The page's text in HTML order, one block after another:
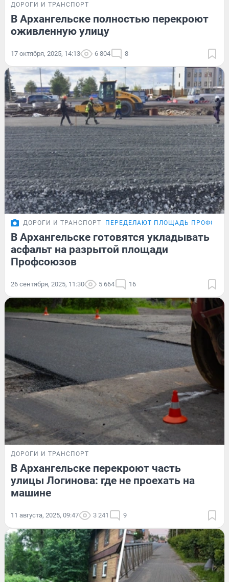
ДОРОГИ И ТРАНСПОРТ
В Архангельске полностью перекроют
оживленную улицу
17 октября, 2025, 14:13 6 804 8
ДОРОГИ И ТРАНСПОРТ ПЕРЕДЕЛАЮТ ПЛОЩАДЬ
В Архангельске готовятся укладывать
асфальт на разрытой площади
Профсоюзов
26 сентября, 2025, 11:30 5 664 16
ДОРОГИ И ТРАНСПОРТ
В Архангельске перекроют часть
улицы Логинова: где не проехать на
машине
11 августа, 2025, 09:47 3 241 9